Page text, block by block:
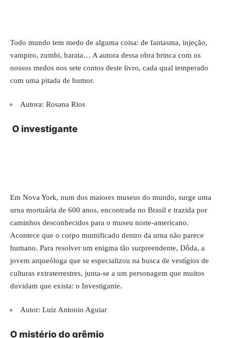
Todo mundo tem medo de alguma coisa: de fantasma, injeção,
vampiro, zumbi, barata… A autora dessa obra brinca com os
nossos medos nos sete contos deste livro, cada qual temperado
com uma pitada de humor.
Autora: Rosana Rios
O investigante
Em Nova York, num dos maiores museus do mundo, surge uma
urna mortuária de 600 anos, encontrada no Brasil e trazida por
caminhos desconhecidos para o museu norte-americano.
Acontece que o corpo mumificado dentro da urna não parece
humano. Para resolver um enigma tão surpreendente, Dôda, a
jovem arqueóloga que se especializou na busca de vestígios de
culturas extraterrestres, junta-se a um personagem que muitos
duvidam que exista: o Investigante.
Autor: Luiz Antonio Aguiar
O mistério do grêmio